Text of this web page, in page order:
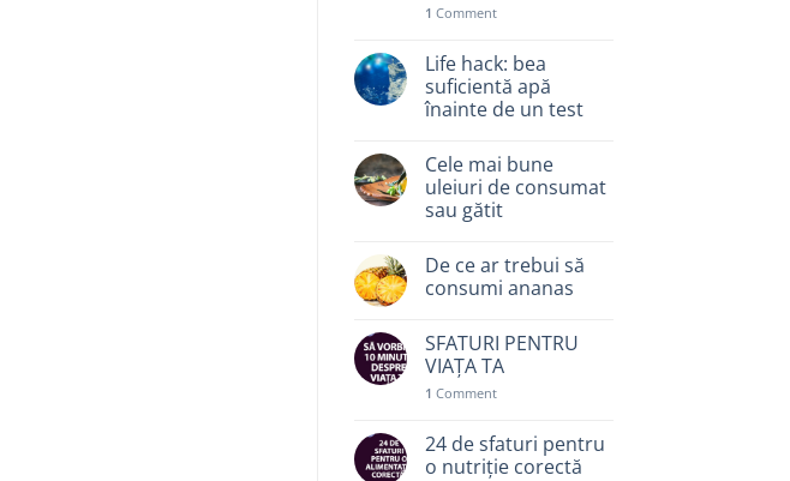
1 Comment
Life hack: bea
suficientă apă
înainte de un test
Cele mai bune
uleiuri de consumat
sau gătit
De ce ar trebui să
consumi ananas
SFATURI PENTRU
VIAȚA TA
1 Comment
24 de sfaturi pentru
o nutriție corectă